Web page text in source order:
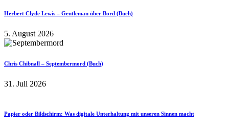
Herbert Clyde Lewis – Gentleman über Bord (Buch)
5. August 2026
Chris Chibnall – Septembermord (Buch)
31. Juli 2026
Papier oder Bildschirm: Was digitale Unterhaltung mit unseren Sinnen macht